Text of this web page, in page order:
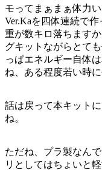
モってまぁまぁ体力
Ver.Kaを四体連続で
重が数キロ落ちます
グキットながらとて
っぱエネルギー自体
ね、ある程度若い時
話は戻って本キット
ね。
ただね、プラ製なん
リとしてはちょいと軽